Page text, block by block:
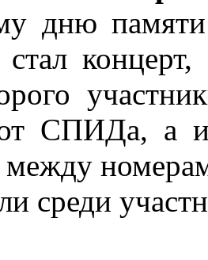
дню
стал
СПИДа, а
между
среди